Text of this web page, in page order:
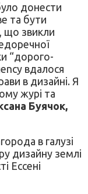
донести
та бути
що звикли
“дорого-
вдалося
в дизайні. Я
журі та
Буячок,
в галузі
дизайну землі
Ессені